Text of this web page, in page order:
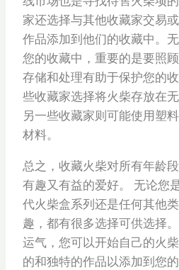
家还选择与其他收藏家交易
作品添加到他们的收藏中。
您的收藏中，重要的是要照
存储和处理有助于保护您的
些收藏家选择将火柴存放在
另一些收藏家则可能使用塑
材料。
总之，收藏火柴对所有年龄
有趣又有益的爱好。 无论您
代火柴盒系列还是任何其他
趣，都有很多选择可供选择
运气，您可以开始自己的火
的和独特的作品以添加到您的